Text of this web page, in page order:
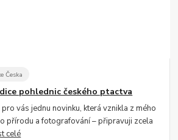
Česka
pohlednic českého ptactva
pro vás jednu novinku, která vznikla z mého
přírodu a fotografování – připravuji zcela
celé